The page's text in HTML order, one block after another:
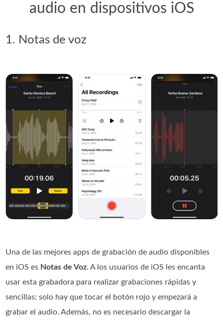
audio en dispositivos iOS
1. Notas de voz
Una de las mejores apps de grabación de audio disponibles
en iOS es Notas de Voz. A los usuarios de iOS les encanta
usar esta grabadora para realizar grabaciones rápidas y
sencillas: solo hay que tocar el botón rojo y empezará a
grabar el audio. Además, no es necesario descargar la